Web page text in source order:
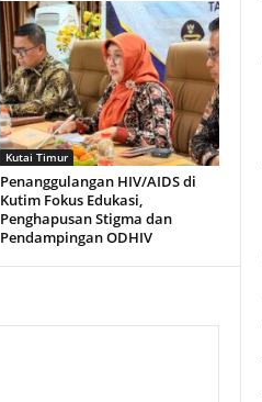
Kutai Timur
Penanggulangan HIV/AIDS di
Kutim Fokus Edukasi,
Penghapusan Stigma dan
Pendampingan ODHIV